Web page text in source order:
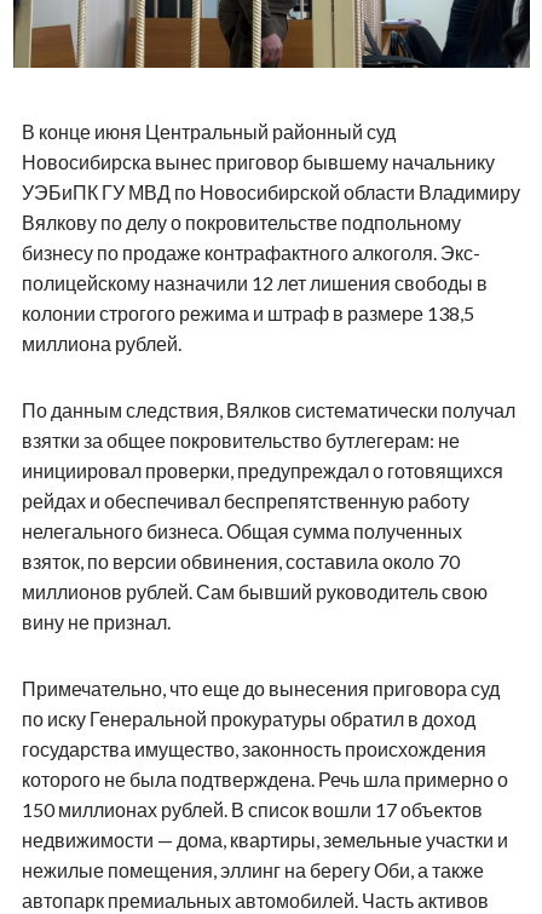
В конце июня Центральный районный суд
Новосибирска вынес приговор бывшему начальнику
УЭБиПК ГУ МВД по Новосибирской области Владимиру
Вялкову по делу о покровительстве подпольному
бизнесу по продаже контрафактного алкоголя. Экс-
полицейскому назначили 12 лет лишения свободы в
колонии строгого режима и штраф в размере 138,5
миллиона рублей.
По данным следствия, Вялков систематически получал
взятки за общее покровительство бутлегерам: не
инициировал проверки, предупреждал о готовящихся
рейдах и обеспечивал беспрепятственную работу
нелегального бизнеса. Общая сумма полученных
взяток, по версии обвинения, составила около 70
миллионов рублей. Сам бывший руководитель свою
вину не признал.
Примечательно, что еще до вынесения приговора суд
по иску Генеральной прокуратуры обратил в доход
государства имущество, законность происхождения
которого не была подтверждена. Речь шла примерно о
150 миллионах рублей. В список вошли 17 объектов
недвижимости — дома, квартиры, земельные участки и
нежилые помещения, эллинг на берегу Оби, а также
автопарк премиальных автомобилей. Часть активов